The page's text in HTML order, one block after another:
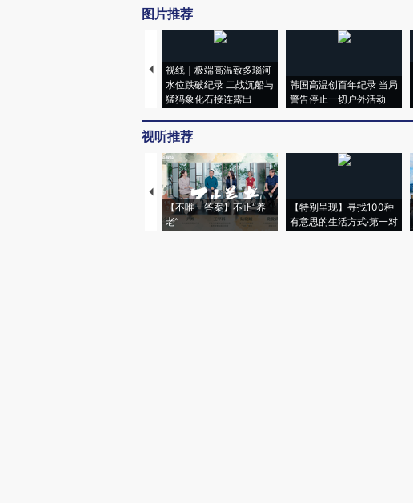
图片推荐
视线｜极端高温致多瑙河
水位跌破纪录 二战沉船与
猛犸象化石接连露出
韩国高温创百年纪录 当局
警告停止一切户外活动
视听推荐
【不唯一答案】不止“养
老”
【特别呈现】寻找100种
有意思的生活方式·第一对